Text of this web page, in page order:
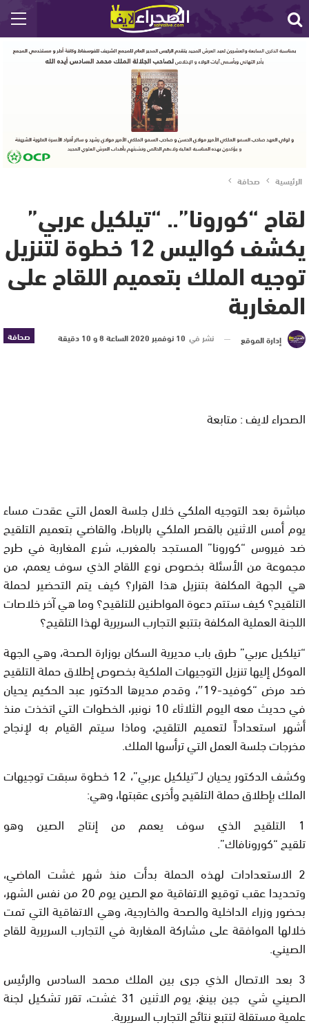
الرئيسية صحافة
لقاح “كورونا”.. “تيلكيل عربي”
يكشف كواليس 12 خطوة لتنزيل
توجيه الملك بتعميم اللقاح على
المغاربة
صحافة إدارة الموقع نشر في 10 نوفمبر 2020 الساعة 8 و 10 دقيقة
الصحراء لايف : متابعة
مباشرة بعد التوجيه الملكي خلال جلسة العمل التي عقدت مساء
يوم أمس الاثنين بالقصر الملكي بالرباط، والقاضي بتعميم التلقيح
ضد فيروس “كورونا” المستجد بالمغرب، شرع المغاربة في طرح
مجموعة من الأسئلة بخصوص نوع اللقاح الذي سوف يعمم، من
هي الجهة المكلفة بتنزيل هذا القرار؟ كيف يتم التحضير لحملة
التلقيح؟ كيف ستتم دعوة المواطنين للتلقيح؟ وما هي آخر خلاصات
اللجنة العملية المكلفة بتتبع التجارب السريرية لهذا التلقيح؟
“تيلكيل عربي” طرق باب مديرية السكان بوزارة الصحة، وهي الجهة
الموكل إليها تنزيل التوجيهات الملكية بخصوص إطلاق حملة التلقيح
ضد مرض “كوفيد-19″، وقدم مديرها الدكتور عبد الحكيم يحيان
في حديث معه اليوم الثلاثاء 10 نونبر، الخطوات التي اتخذت منذ
أشهر استعداداً لتعميم التلقيح، وماذا سيتم القيام به لإنجاح
مخرجات جلسة العمل التي ترأسها الملك.
وكشف الدكتور يحيان لـ”تيلكيل عربي”، 12 خطوة سبقت توجيهات
الملك بإطلاق حملة التلقيح وأخرى عقبتها، وهي:
1 التلقيح الذي سوف يعمم من إنتاج الصين وهو
تلقيح “كورونافاك”.
2 الاستعدادات لهذه الحملة بدأت منذ شهر غشت الماضي،
وتحديدا عقب توقيع الاتفاقية مع الصين يوم 20 من نفس الشهر،
بحضور وزراء الداخلية والصحة والخارجية، وهي الاتفاقية التي تمت
خلالها الموافقة على مشاركة المغاربة في التجارب السريرية للقاح
الصيني.
3 بعد الاتصال الذي جرى بين الملك محمد السادس والرئيس
الصيني شي جين بينغ، يوم الاثنين 31 غشت، تقرر تشكيل لجنة
علمية مستقلة لتتبع نتائج التجارب السريرية.